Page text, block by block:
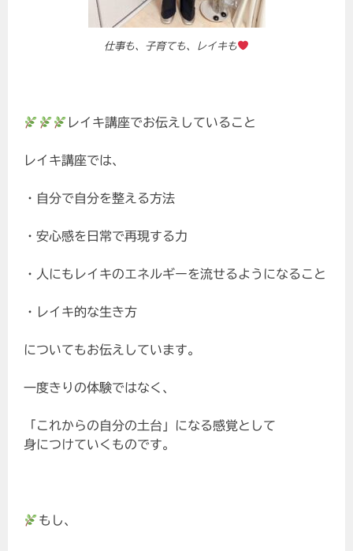
仕事も、子育ても、レイキも
レイキ講座でお伝えしていること
レイキ講座では、
・自分で自分を整える方法
・安心感を日常で再現する力
・人にもレイキのエネルギーを流せるようになること
・レイキ的な生き方
についてもお伝えしています。
一度きりの体験ではなく、
「これからの自分の土台」になる感覚として
身につけていくものです。
もし、